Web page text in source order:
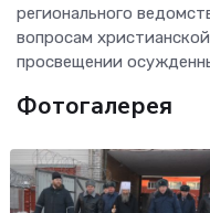
регионального
вопросам
просвещении
Фотогалерея